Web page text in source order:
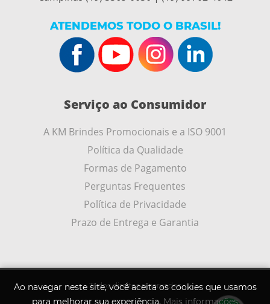
Ao navegar neste site, você aceita os cookies que usamos
para melhorar sua experiência. Mais informações
ATENDEMOS TODO O BRASIL!
Serviço ao Consumidor
A KM Brindes Promocionais e a ISO 9001
Política da Qualidade
Formas de Pagamento
Perguntas Frequentes
Política de Privacidade
Prazo de Entrega e Garantia
Todos direitos reservados